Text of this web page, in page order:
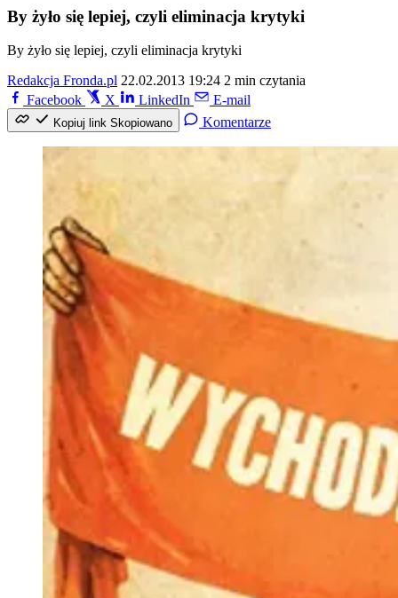
By żyło się lepiej, czyli eliminacja krytyki
By żyło się lepiej, czyli eliminacja krytyki
Redakcja Fronda.pl 22.02.2013 19:24 2 min czytania
Facebook
X LinkedIn E-mail
Kopiuj link Skopiowano Komentarze